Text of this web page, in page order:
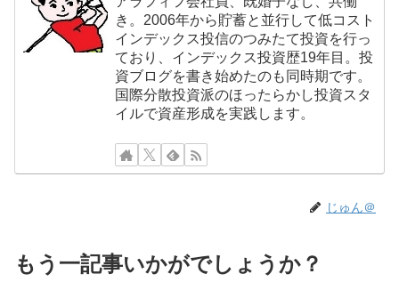
き。2006年から貯蓄と並行して低コスト
インデックス投信のつみたて投資を行っ
ており、インデックス投資歴19年目。投
資ブログを書き始めたのも同時期です。
国際分散投資派のほったらかし投資スタ
イルで資産形成を実践します。
じゅん＠
もう一記事いかがでしょうか？